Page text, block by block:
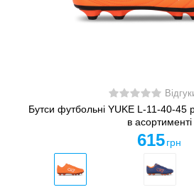
Бутси футбольні YUKE L-11-40-45
в асортименті
615 грн